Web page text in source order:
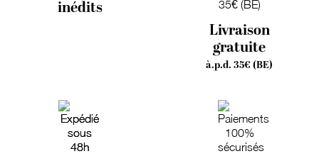
inédits
Livraison
gratuite
à.p.d. 35€ (BE)